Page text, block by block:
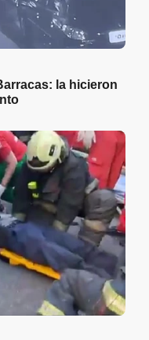
la hicieron